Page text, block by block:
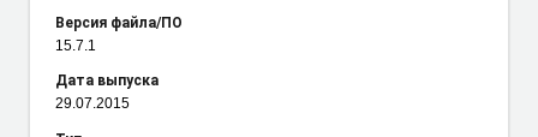
Версия файла/ПО
15.7.1
Дата выпуска
29.07.2015